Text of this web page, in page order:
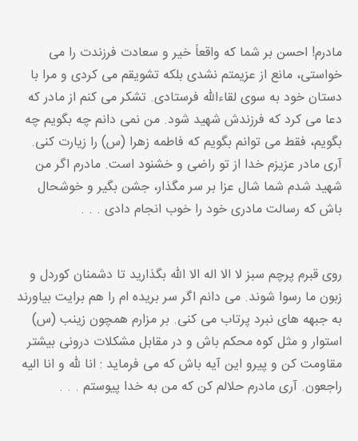
مادرم! احسن بر شما که واقعاً خیر و سعادت فرزندت را می
خواستی، مانع از عزیمتم نشدی بلکه تشویقم می کردی و مرا با
دستان خود به سوی لقاءاللّه فرستادی. تشکر می کنم از مادر که
دعا می کرد که فرزندش شهید شود. من نمی دانم چه بگویم چه
بگویم، فقط می توانم بگویم که فاطمه زهرا (س) را زیارت کنی.
آری مادر عزیزم خدا از تو راضی و خشنود است. مادرم اگر من
شهید شدم شما شال عزا بر سر مگذار، جشن بگیر و خوشحال
باش که رسالت مادری خود را خوب انجام دادی . . .
روی قبرم پرچم سبز لا الا اله الا اللّه بگذارید تا دشمنان کوردل و
زبون ما رسوا شوند. می دانم اگر سر بریده ام را هم برایت بیاورند
به جبهه های نبرد پرتاب می کنی. بر مزارم همچون زینب (س)
استوار و مثل کوه محکم باش و در مقابل مشکلات درونی بیشتر
مقاومت کن و پیرو این آیه باش که می فرماید : انا للّه و انا الیه
راجعون. آری مادرم حلالم کن که من به خدا پیوستم . . .